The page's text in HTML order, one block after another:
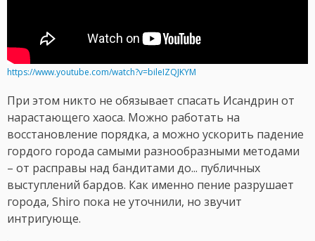
https://www.youtube.com/watch?v=bileIZQJKYM
При этом никто не обязывает спасать Исандрин от
нарастающего хаоса. Можно работать на
восстановление порядка, а можно ускорить падение
гордого города самыми разнообразными методами
– от расправы над бандитами до... публичных
выступлений бардов. Как именно пение разрушает
города, Shiro пока не уточнили, но звучит
интригующе.